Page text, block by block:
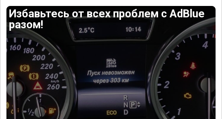
Избавьтесь от всех проблем с AdBlue
разом!